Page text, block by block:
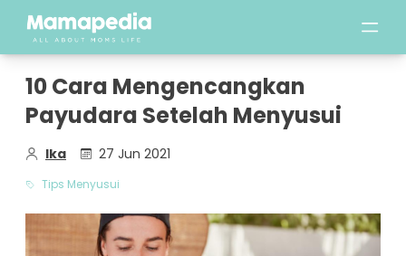
10 Cara Mengencangkan
Payudara Setelah Menyusui
Ika 27 Jun 2021
Tips Menyusui